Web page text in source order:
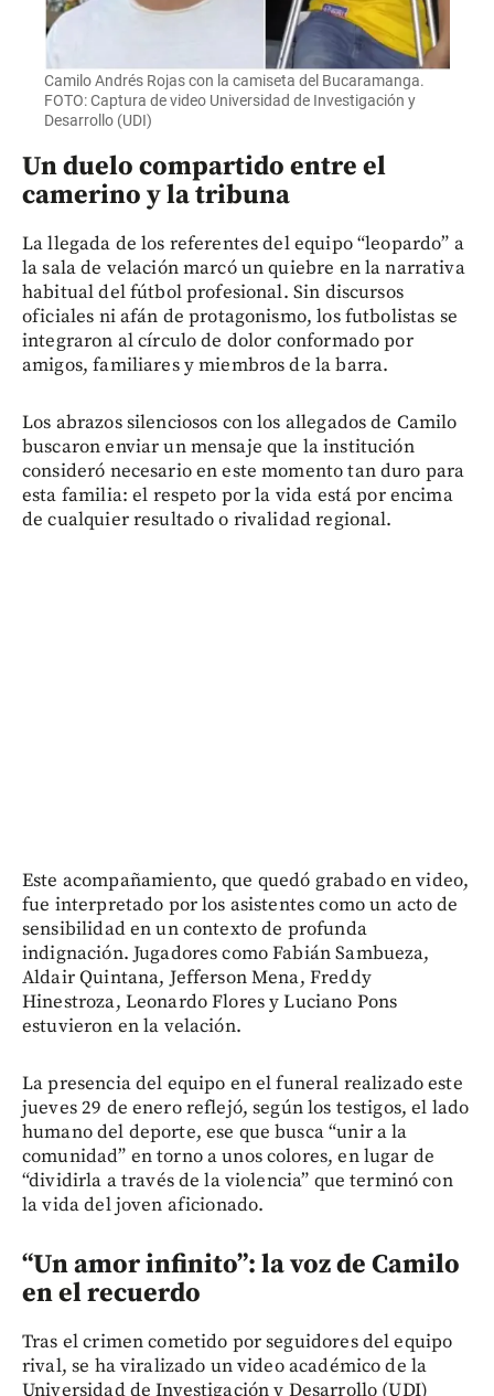
Camilo Andrés Rojas con la camiseta del Bucaramanga.
FOTO: Captura de video Universidad de Investigación y
Desarrollo (UDI)
Un duelo compartido entre el
camerino y la tribuna
La llegada de los referentes del equipo “leopardo” a
la sala de velación marcó un quiebre en la narrativa
habitual del fútbol profesional. Sin discursos
oficiales ni afán de protagonismo, los futbolistas se
integraron al círculo de dolor conformado por
amigos, familiares y miembros de la barra.
Los abrazos silenciosos con los allegados de Camilo
buscaron enviar un mensaje que la institución
consideró necesario en este momento tan duro para
esta familia: el respeto por la vida está por encima
de cualquier resultado o rivalidad regional.
Este acompañamiento, que quedó grabado en video,
fue interpretado por los asistentes como un acto de
sensibilidad en un contexto de profunda
indignación. Jugadores como Fabián Sambueza,
Aldair Quintana, Jefferson Mena, Freddy
Hinestroza, Leonardo Flores y Luciano Pons
estuvieron en la velación.
La presencia del equipo en el funeral realizado este
jueves 29 de enero reflejó, según los testigos, el lado
humano del deporte, ese que busca “unir a la
comunidad” en torno a unos colores, en lugar de
“dividirla a través de la violencia” que terminó con
la vida del joven aficionado.
“Un amor infinito”: la voz de Camilo
en el recuerdo
Tras el crimen cometido por seguidores del equipo
rival, se ha viralizado un video académico de la
Universidad de Investigación y Desarrollo (UDI)